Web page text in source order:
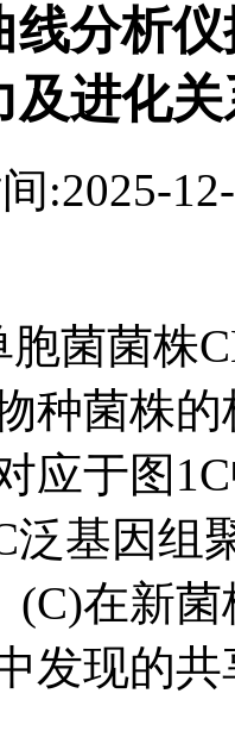
线分析
及进化
:2025-
菌菌株
种菌株
应于图
泛基因
在新菌
发现的